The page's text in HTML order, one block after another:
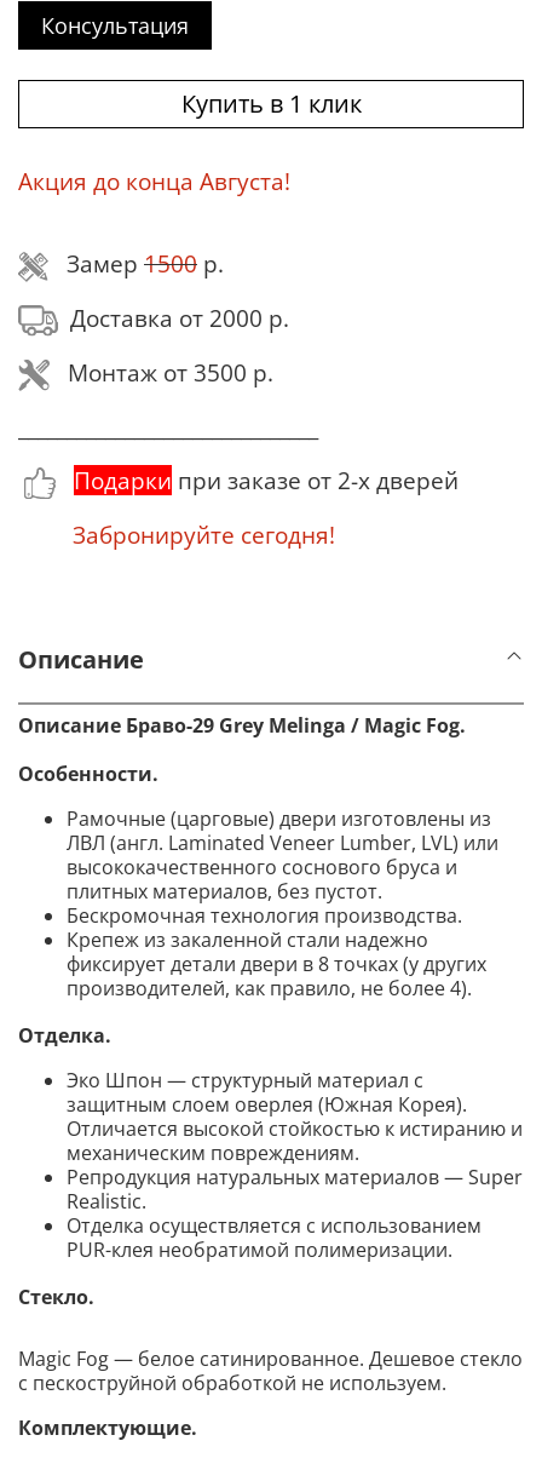
Консультация
Купить в 1 клик
Акция до конца Августа!
Замер 1500 р.
Доставка от 2000 р.
Монтаж от 3500 р.
Подарки при заказе от 2-х дверей
Забронируйте сегодня!
Описание
Описание Браво-29 Grey Melinga / Magic Fog.
Особенности.
Рамочные (царговые) двери изготовлены из
ЛВЛ (англ. Laminated Veneer Lumber, LVL) или
высококачественного соснового бруса и
плитных материалов, без пустот.
Бескромочная технология производства.
Крепеж из закаленной стали надежно
фиксирует детали двери в 8 точках (у других
производителей, как правило, не более 4).
Отделка.
Эко Шпон — структурный материал с
защитным слоем оверлея (Южная Корея).
Отличается высокой стойкостью к истиранию и
механическим повреждениям.
Репродукция натуральных материалов — Super
Realistic.
Отделка осуществляется с использованием
PUR-клея необратимой полимеризации.
Стекло.
Magic Fog — белое сатинированное. Дешевое стекло
с пескоструйной обработкой не используем.
Комплектующие.